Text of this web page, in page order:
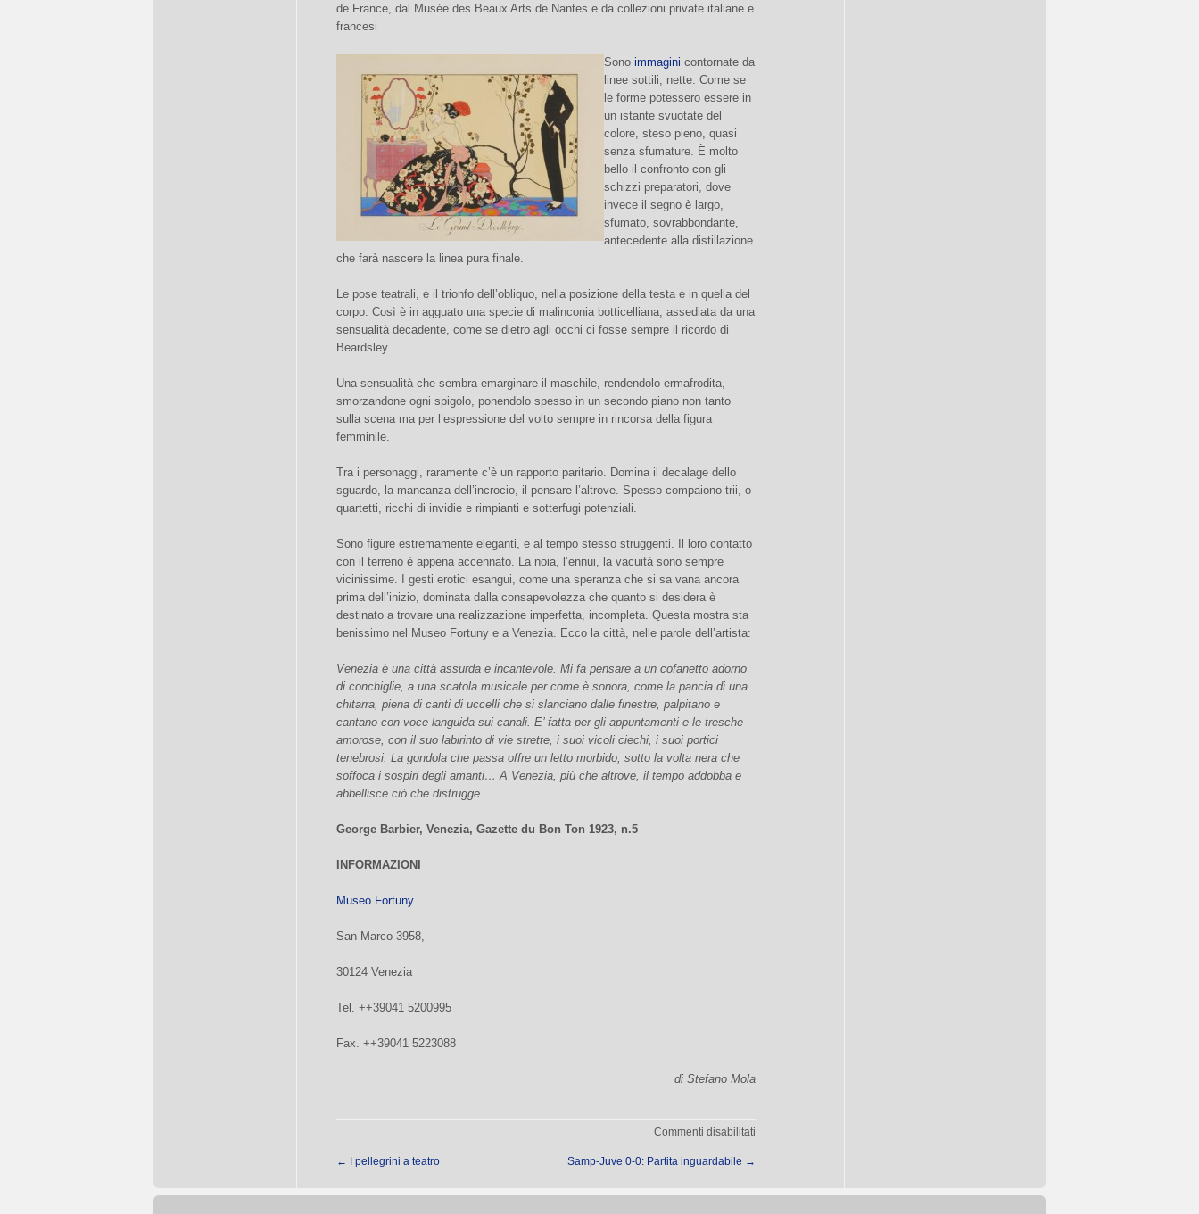
de France, dal Musée des Beaux Arts de Nantes e da collezioni private italiane e
francesi
Sono immagini contornate da
linee sottili, nette. Come se
le forme potessero essere in
un istante svuotate del
colore, steso pieno, quasi
senza sfumature. È molto
bello il confronto con gli
schizzi preparatori, dove
invece il segno è largo,
sfumato, sovrabbondante,
antecedente alla distillazione
che farà nascere la linea pura finale.
Le pose teatrali, e il trionfo dell’obliquo, nella posizione della testa e in quella del
corpo. Così è in agguato una specie di malinconia botticelliana, assediata da una
sensualità decadente, come se dietro agli occhi ci fosse sempre il ricordo di
Beardsley.
Una sensualità che sembra emarginare il maschile, rendendolo ermafrodita,
smorzandone ogni spigolo, ponendolo spesso in un secondo piano non tanto
sulla scena ma per l’espressione del volto sempre in rincorsa della figura
femminile.
Tra i personaggi, raramente c’è un rapporto paritario. Domina il decalage dello
sguardo, la mancanza dell’incrocio, il pensare l’altrove. Spesso compaiono trii, o
quartetti, ricchi di invidie e rimpianti e sotterfugi potenziali.
Sono figure estremamente eleganti, e al tempo stesso struggenti. Il loro contatto
con il terreno è appena accennato. La noia, l’ennui, la vacuità sono sempre
vicinissime. I gesti erotici esangui, come una speranza che si sa vana ancora
prima dell’inizio, dominata dalla consapevolezza che quanto si desidera è
destinato a trovare una realizzazione imperfetta, incompleta. Questa mostra sta
benissimo nel Museo Fortuny e a Venezia. Ecco la città, nelle parole dell’artista:
Venezia è una città assurda e incantevole. Mi fa pensare a un cofanetto adorno
di conchiglie, a una scatola musicale per come è sonora, come la pancia di una
chitarra, piena di canti di uccelli che si slanciano dalle finestre, palpitano e
cantano con voce languida sui canali. E’ fatta per gli appuntamenti e le tresche
amorose, con il suo labirinto di vie strette, i suoi vicoli ciechi, i suoi portici
tenebrosi. La gondola che passa offre un letto morbido, sotto la volta nera che
soffoca i sospiri degli amanti… A Venezia, più che altrove, il tempo addobba e
abbellisce ciò che distrugge.
George Barbier, Venezia, Gazette du Bon Ton 1923, n.5
INFORMAZIONI
Museo Fortuny
San Marco 3958,
30124 Venezia
Tel. ++39041 5200995
Fax. ++39041 5223088
di Stefano Mola
Commenti disabilitati
← I pellegrini a teatro Samp-Juve 0-0: Partita inguardabile →